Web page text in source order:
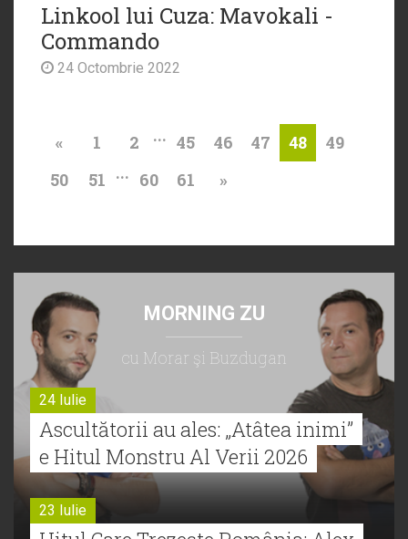
Linkool lui Cuza: Mavokali -
Commando
24 Octombrie 2022
« 1 2 ... 45 46 47 48
49
50
51 ... 60 61 »
MORNING ZU
cu Morar şi Buzdugan
24 Iulie
Ascultătorii au ales: „Atâtea inimi”
e Hitul Monstru Al Verii 2026
23 Iulie